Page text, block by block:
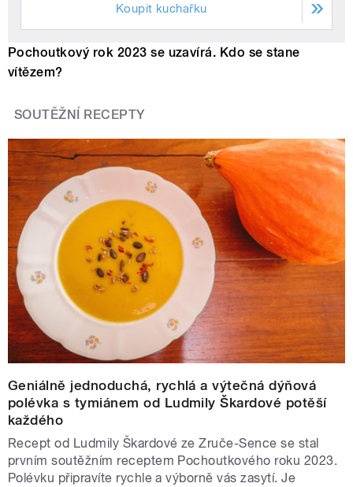
Koupit kuchařku
Pochoutkový rok 2023 se uzavírá. Kdo se stane
vítězem?
SOUTĚŽNÍ RECEPTY
Geniálně jednoduchá, rychlá a výtečná dýňová
polévka s tymiánem od Ludmily Škardové potěší
každého
Recept od Ludmily Škardové ze Zruče-Sence se stal
prvním soutěžním receptem Pochoutkového roku 2023.
Polévku připravíte rychle a výborně vás zasytí. Je